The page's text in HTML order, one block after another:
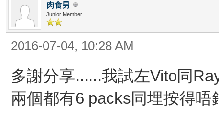
肉食男
Junior Member
2016-07-04, 10:28 AM
多謝分享......我試左Vito同
兩個都有6 packs同埋按得唔